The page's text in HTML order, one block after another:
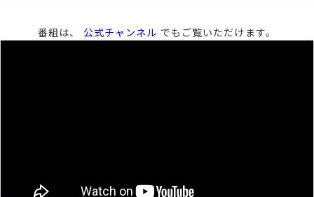
番組は、 公式チャンネル でもご覧いただけます。